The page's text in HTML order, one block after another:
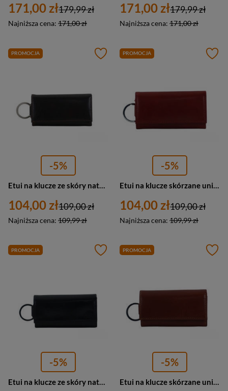
171,00 zł
Najniższa cena: 171,00 zł
179,99 zł 171,00 zł
Najniższa cena: 171,00 zł
179,99 zł
PROMOCJA
-5%
104,00 zł
Najniższa cena: 109,99 zł
109,00 zł
PROMOCJA
-5%
104,00 zł
Najniższa cena: 109,99 zł
109,00 zł
PROMOCJA
-5%
Etui na klucze ze skóry naturalnej unisex Barberini's 7023-1 małe czarne
PROMOCJA
-5%
Etui na klucze skórzane unisex Barberini's 7023-6 małe brązowe